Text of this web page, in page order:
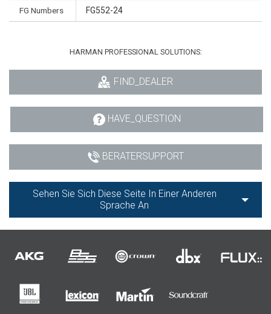
FG Numbers FG552-24
HARMAN PROFESSIONAL SOLUTIONS:
FIND_DEALER
HAVE_QUESTION
BERATERSUPPORT
Sehen Sie Sich Diese Seite In Einer Anderen
Sprache An